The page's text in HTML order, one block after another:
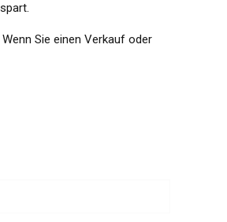
Wenn Sie einen Verkauf oder